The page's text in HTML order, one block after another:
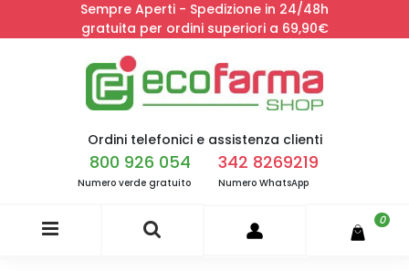
Sempre Aperti - Spedizione in 24/48h
gratuita per ordini superiori a 69,90€
Ordini telefonici e assistenza clienti
800 926 054
Numero verde gratuito
342 8269219
Numero WhatsApp
0